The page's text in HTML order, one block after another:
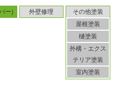
ー) 外壁修理
その他塗装
屋根塗装
樋塗装
外構・エクス
テリア塗装
室内塗装